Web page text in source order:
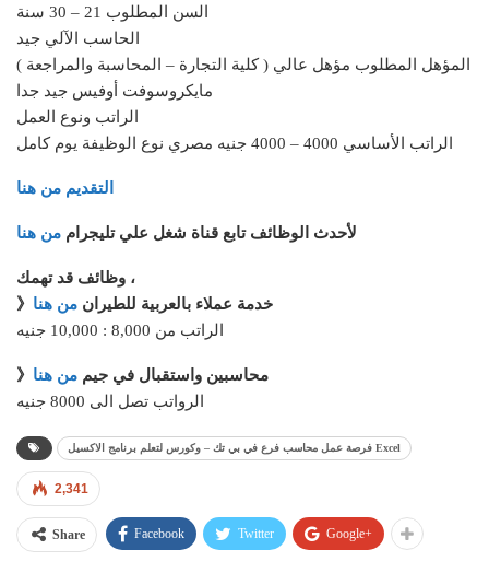
السن المطلوب 21 – 30 سنة
الحاسب الآلي جيد
المؤهل المطلوب مؤهل عالي ( كلية التجارة – المحاسبة والمراجعة )
مايكروسوفت أوفيس جيد جدا
الراتب ونوع العمل
الراتب الأساسي 4000 – 4000 جنيه مصري نوع الوظيفة يوم كامل
التقديم من هنا
لأحدث الوظائف تابع قناة شغل علي تليجرام من هنا
وظائف قد تهمك ،
》خدمة عملاء بالعربية للطيران من هنا
الراتب من 8,000 : 10,000 جنيه
》محاسبين واستقبال في جيم من هنا
الرواتب تصل الى 8000 جنيه
فرصة عمل محاسب فرع في بي تك – وكورس لتعلم برنامج الاكسيل Excel
2,341
Share Facebook Twitter Google+